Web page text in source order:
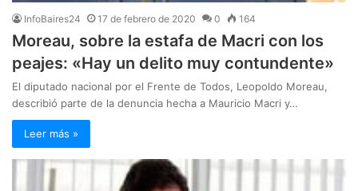
InfoBaires24 17 de febrero de 2020 0 164
Moreau, sobre la estafa de Macri con los
peajes: «Hay un delito muy contundente»
El diputado nacional por el Frente de Todos, Leopoldo Moreau,
describió parte de la denuncia hecha a Mauricio Macri y…
Leer más »